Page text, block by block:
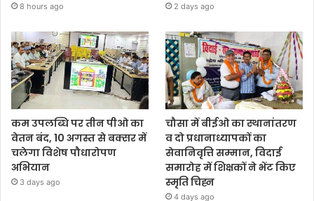
8 hours ago 2 days ago
कम उपलब्धि पर तीन पीओ का
वेतन बंद, 10 अगस्त से बक्सर में
चलेगा विशेष पौधारोपण
अभियान
3 days ago
चौसा में बीईओ का स्थानांतरण
व दो प्रधानाध्यापकों का
सेवानिवृत्ति सम्मान, विदाई
समारोह में शिक्षकों ने भेंट किए
स्मृति चिह्न
4 days ago